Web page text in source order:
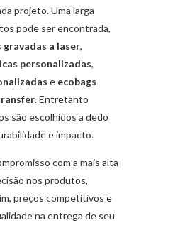
projeto. Uma larga
pode ser encontrada,
gravadas a laser,
personalizadas,
e ecobags
. Entretanto
são escolhidos a dedo
e impacto.
com a mais alta
nos produtos,
preços competitivos e
na entrega de seu